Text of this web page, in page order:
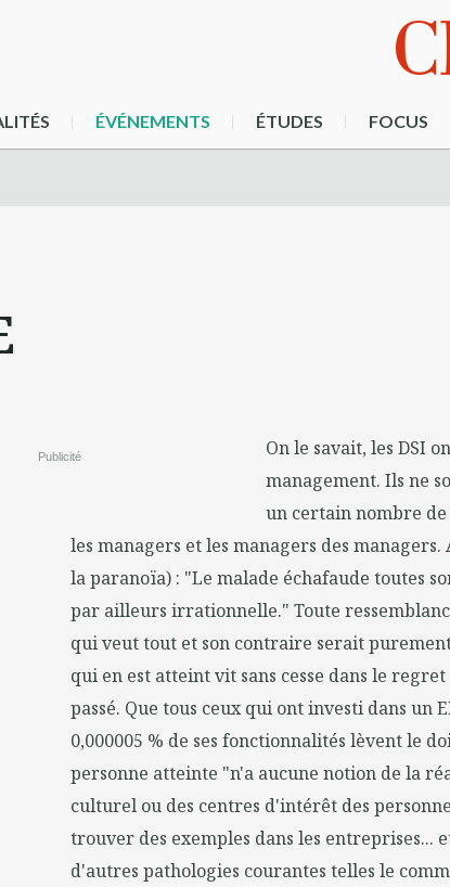
ÉVÉNEMENTS ÉTUDES FOCUS
Publicité
On le savait, les DSI
management. Ils ne
un certain nombre
les managers et les managers des
la paranoïa) : "Le malade échafaude toutes
par ailleurs irrationnelle." Toute
qui veut tout et son contraire serait
qui en est atteint vit sans cesse dans le
passé. Que tous ceux qui ont investi dans
0,000005 % de ses fonctionnalités lèvent le
personne atteinte "n'a aucune notion de la
culturel ou des centres d'intérêt des
trouver des exemples dans les entreprises...
d'autres pathologies courantes telles le